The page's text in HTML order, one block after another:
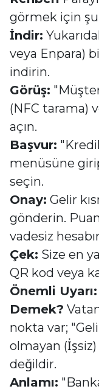
görmek için
İndir:
veya Enpara)
indirin.
Görüş:
(NFC tarama)
açın.
Başvur:
menüsüne
seçin.
Onay: Gelir
gönderin.
vadesiz
Çek: Size en
QR kod veya
Önemli
Demek?
nokta var;
olmayan
değildir.
Anlamı: